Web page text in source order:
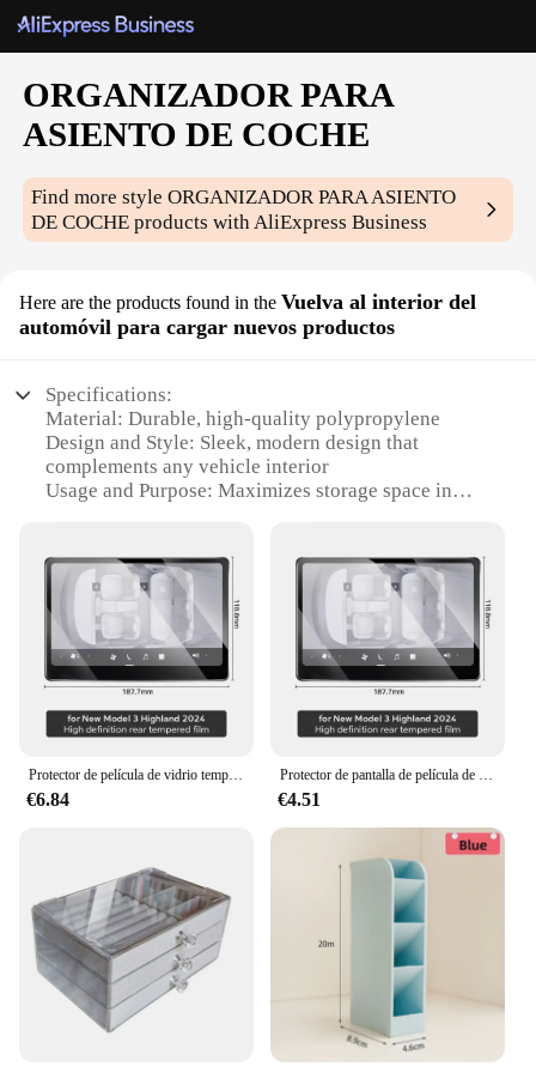
ORGANIZADOR PARA
ASIENTO DE COCHE
Find more styleORGANIZADOR PARA ASIENTO
DE COCHE products with AliExpress Business
Here are the products found in the Vuelva al interior del
automóvil para cargar nuevos productos
Specifications:
Material: Durable, high-quality polypropylene
Design and Style: Sleek, modern design that
complements any vehicle interior
Usage and Purpose: Maximizes storage space in
Performance and Property: Sturdy and lightweight,
with a non-slip surface to prevent items from sliding
Parts and Accessories: Comes with a variety of
compartments to store items of different sizes
Applicable People: Ideal for anyone looking to
declutter and optimize their vehicle's storage
Features:
**Efficient Organization**
The ORGANIZADOR PARA ASIENTO DE COCHE
is a game-changer for anyone who values a tidy and
organized vehicle. Its versatile design allows for the
storage of a wide range of items, from snacks and
drinks to personal electronics and tools. The
compartments are designed to accommodate items
of different sizes, ensuring that everything has its
place. Whether you're on a long road trip or simply
running errands, this organizer keeps your car neat
Protector de película de vidrio templado para el nuevo Tesla Model Y Launch 2025 y Model 3 Highland 2024, película protectora de pantalla táctil
€6.84
Protector de pantalla de película de vidrio templado para Tesla Model Y Launch 2025 Model 3 Highland 2024 Control central de fila trasera táctil
€4.51